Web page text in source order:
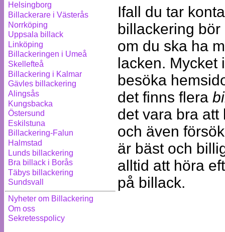
Helsingborg
Billackerare i Västerås
Norrköping
Uppsala billack
Linköping
Billackeringen i Umeå
Skellefteå
Billackering i Kalmar
Gävles billackering
Alingsås
Kungsbacka
Östersund
Eskilstuna
Billackering-Falun
Halmstad
Lunds billackering
Bra billack i Borås
Täbys billackering
Sundsvall
Nyheter om Billackering
Om oss
Sekretesspolicy
Ifall du tar
billackering
om du ska ha
lacken. Mycket
besöka
det finns flera
det vara bra
och även
är bäst och
alltid att höra
på billack.